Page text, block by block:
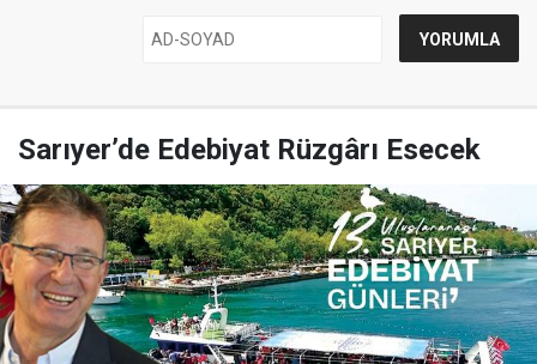
Sarıyer’de Edebiyat Rüzgârı Esecek